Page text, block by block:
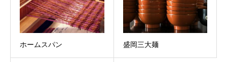
ホームスパン 盛岡三大麺